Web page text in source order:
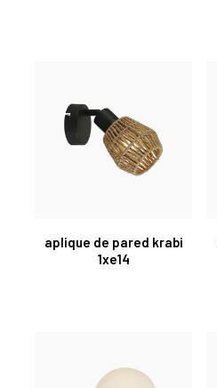
aplique de pared krabi
1xe14